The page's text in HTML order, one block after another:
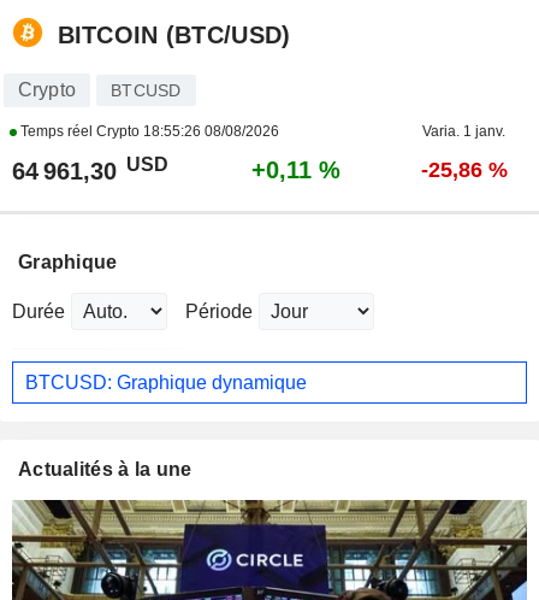
BITCOIN (BTC/USD)
Crypto BTCUSD
Temps réel Crypto 18:55:26 08/08/2026 Varia. 1 janv.
64 961,30 USD +0,11 % -25,86 %
Graphique
Durée Période
BTCUSD: Graphique dynamique
Actualités à la une